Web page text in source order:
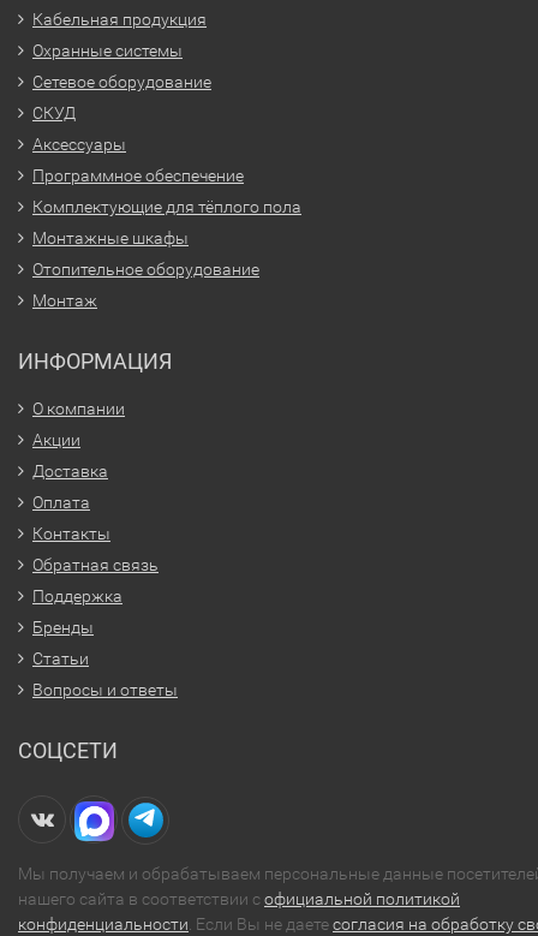
Кабельная продукция
Охранные системы
Сетевое оборудование
СКУД
Аксессуары
Программное обеспечение
Комплектующие для тёплого пола
Монтажные шкафы
Отопительное оборудование
Монтаж
ИНФОРМАЦИЯ
О компании
Акции
Доставка
Оплата
Контакты
Обратная связь
Поддержка
Бренды
Статьи
Вопросы и ответы
СОЦСЕТИ
Мы получаем и обрабатываем персональные данные
нашего сайта в соответствии софициальной политикой
конфиденциальности . Если Вы не даетесогласия на обработку